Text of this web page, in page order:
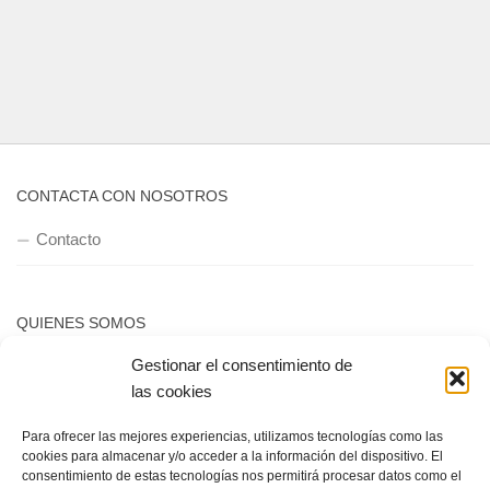
Gestionar el consentimiento de
las cookies
Para ofrecer las mejores experiencias, utilizamos tecnologías como las
cookies para almacenar y/o acceder a la información del dispositivo. El
consentimiento de estas tecnologías nos permitirá procesar datos como el
CONTACTA CON NOSOTROS
Contacto
QUIENES SOMOS
Quienes somos
POLÍTICA DE PRIVACIDAD